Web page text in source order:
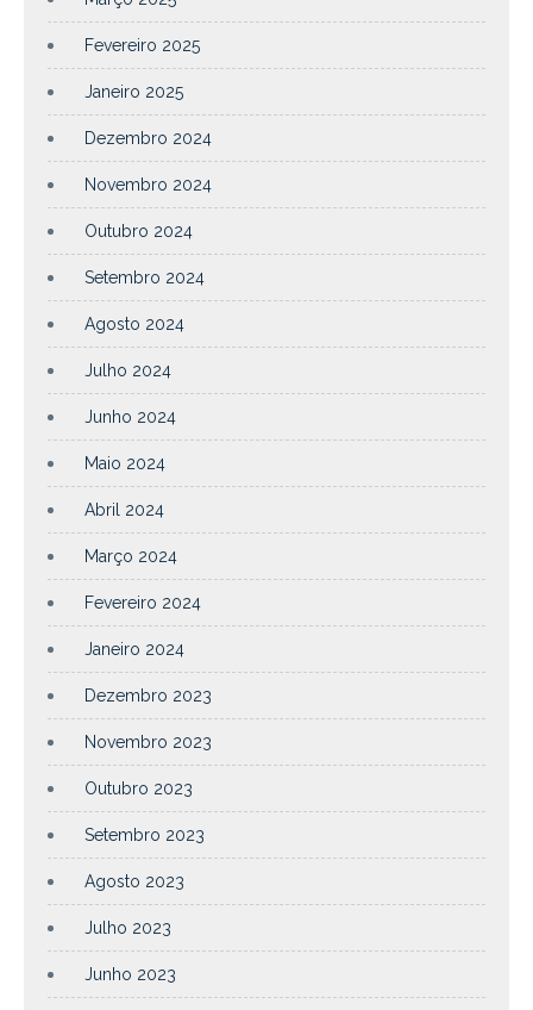
Fevereiro 2025
Janeiro 2025
Dezembro 2024
Novembro 2024
Outubro 2024
Setembro 2024
Agosto 2024
Julho 2024
Junho 2024
Maio 2024
Abril 2024
Março 2024
Fevereiro 2024
Janeiro 2024
Dezembro 2023
Novembro 2023
Outubro 2023
Setembro 2023
Agosto 2023
Julho 2023
Junho 2023